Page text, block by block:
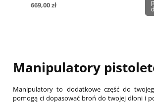
669,00 zł
Manipulatory
Manipulatory to dodatkowe część do
pomogą ci dopasować broń do twojej dłoni i